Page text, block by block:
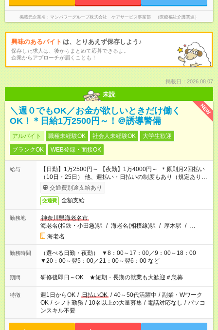
掲載元企業名 マンパワーグループ株式会社 ケアサービス事業部 （医療福祉介護関連）
興味のあるバイト は、とりあえず保存しよう♪
保存した求人は、後からまとめて応募できるよ。
企業からアプローチが届くことも！
掲載日：2026.08.07
未読
NEW
＼週０でもOK／お金が欲しいときだけ働く
OK！＊日給1万2500円～！＠誘導警備
アルバイト 職種未経験OK 社会人未経験OK
大学生歓迎
ブランクOK
WEB登録・面接OK
給与
【日勤】1万2500円～ 【夜勤】1万4000円～ ＊原則月2回払い
（10日・25日） 他、週払い・日払いの制度もあり（規定あり）
＃日収1万円以上
交通費別途支給あり
交通費 全額支給
勤務地
神奈川県海老名市
海老名(相鉄・小田急)駅 / 海老名(相模線)駅 / 厚木駅 / …
海老名
勤務時間
（選べる日勤・夜勤） ▼8：00～17：00／9：00～18：00
▼20：00～翌5：00／21：00～翌6：00 など
期間 研修後即日～OK ★短期・長期の就業も大歓迎＃急募
特徴 週1日からOK / 日払いOK / 40～50代活躍中 / 副業・Wワーク
OK / シフト勤務 / 10名以上の大量募集 / 電話対応なし / パソコ
ンスキル不要